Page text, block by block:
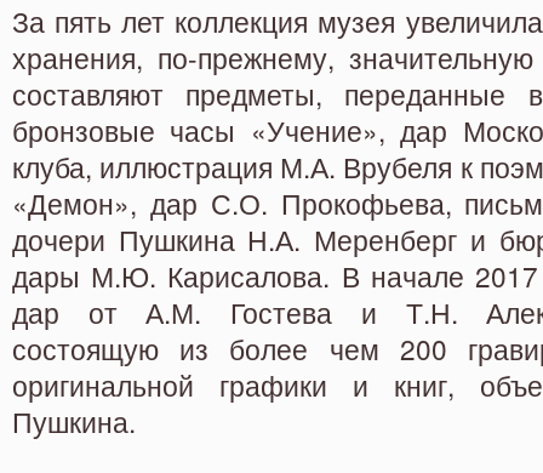
За пять лет коллекция музея
хранения, по-прежнему,
составляют предметы,
бронзовые часы «Учение», дар
клуба, иллюстрация М.А. Врубеля к
«Демон», дар С.О. Прокофьева,
дочери Пушкина Н.А. Меренберг и
дары М.Ю. Карисалова. В начале 2017
дар от А.М. Гостева и Т.Н.
состоящую из более чем 200
оригинальной графики и книг,
Пушкина.